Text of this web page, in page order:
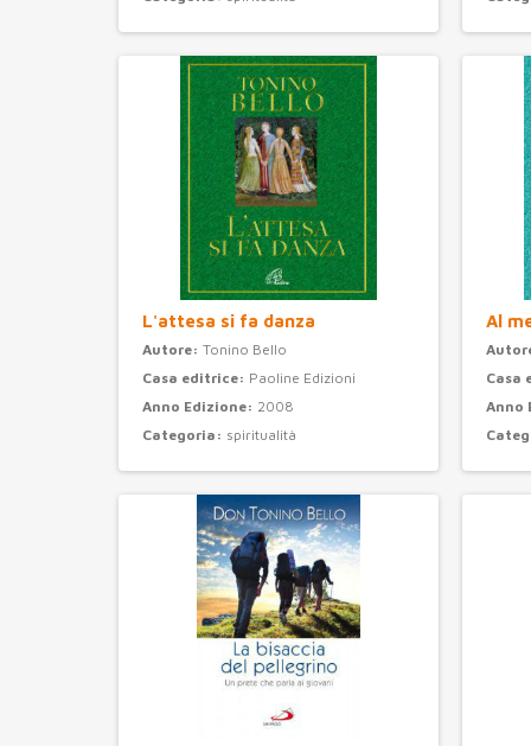
L'attesa si fa danza
Autore: Tonino Bello
Casa editrice: Paoline Edizioni
Anno Edizione: 2008
Categoria: spiritualità
Al
Casa
Anno